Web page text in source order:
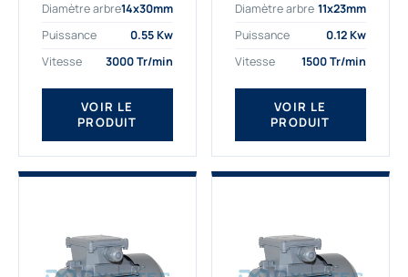
pour les atmosphères
explosives Le moteur
Diamètre arbre14x30mm
Puissance
0.55 Kw
Vitesse
3000 Tr/min
VOIR LE
PRODUIT
applications les plus
sollicitées. Nous
fournissons des
moteurs électriques...
Diamètre arbre 11x23mm
Puissance
0.12 Kw
Vitesse
1500 Tr/min
VOIR LE
PRODUIT